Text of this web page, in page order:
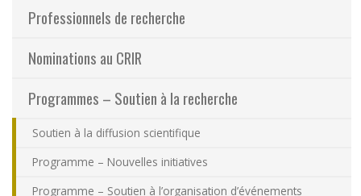
Éthique
Nous joindre
Plan du site
Accessibilité
Professionnels de recherche
Nominations au CRIR
Programmes – Soutien à la recherche
Soutien à la diffusion scientifique
Programme – Nouvelles initiatives
Programme – Soutien à l’organisation d’événements